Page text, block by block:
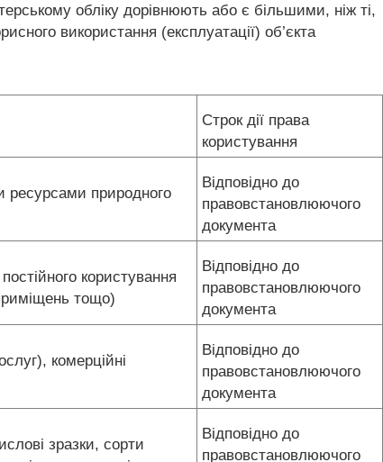
обліку дорівнюють або є більшими, ніж ті,
використання (експлуатації) об’єкта
Строк дії права
користування
ресурсами природного
Відповідно до
правовстановлюючого
документа
користування
тощо)
Відповідно до
правовстановлюючого
документа
комерційні
Відповідно до
правовстановлюючого
документа
зразки, сорти
Відповідно до
правовстановлюючого